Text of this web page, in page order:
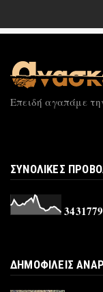
Τι κοινό
«Περνάμε
Επειδή αγαπάμε
ΣΥΝΟΛΙΚΕΣ
3431779
ΔΗΜΟΦΙΛΕΙΣ